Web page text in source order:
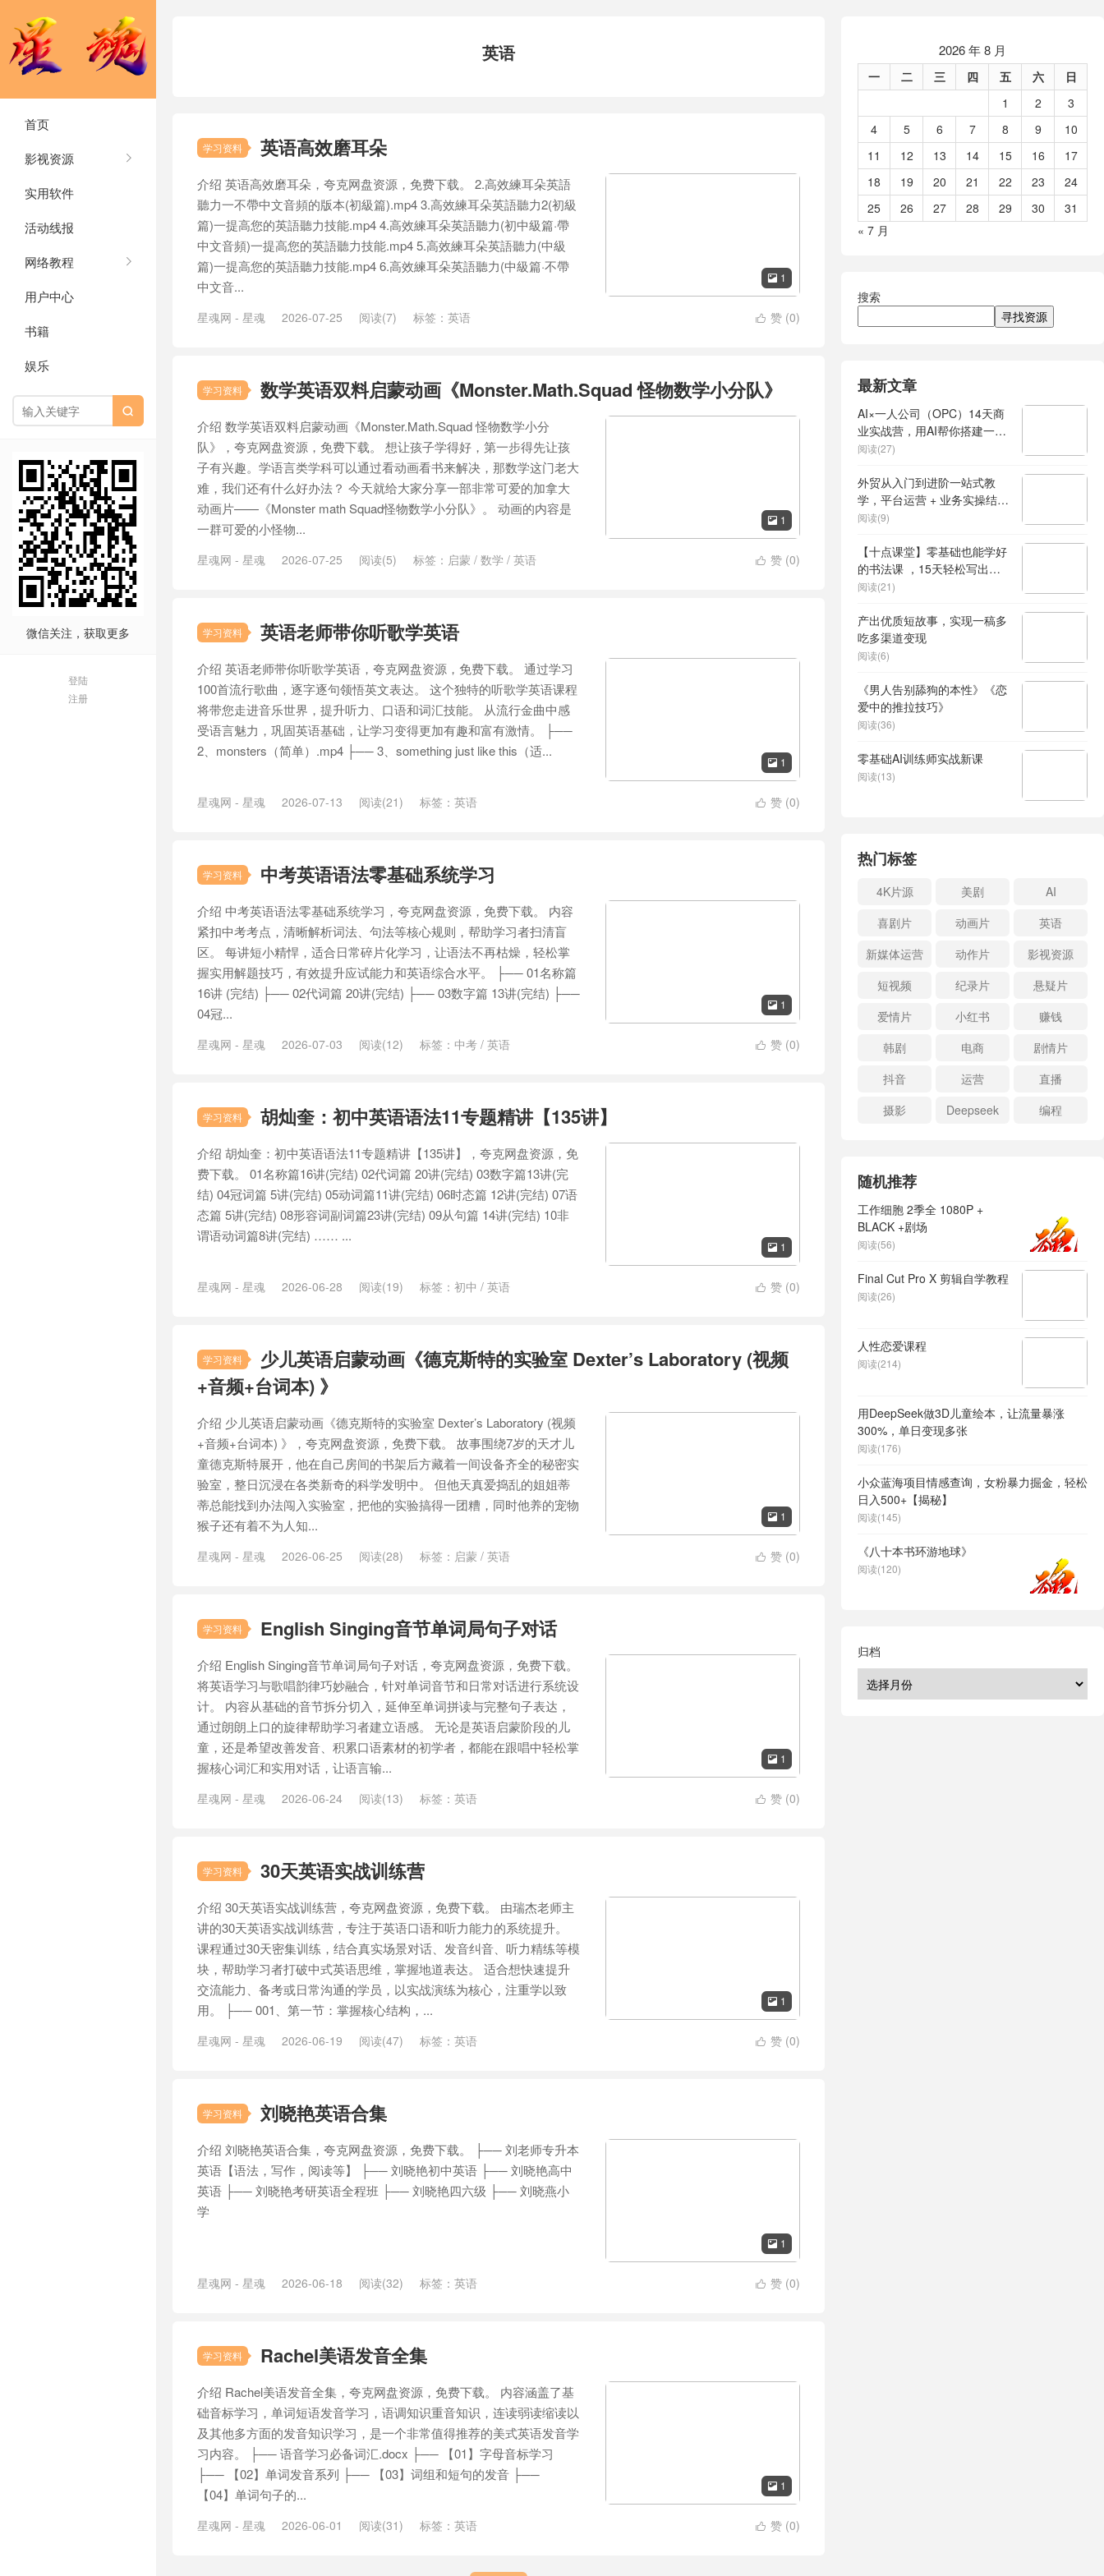
首页
影视资源
实用软件
活动线报
网络教程
用户中心
书籍
娱乐

微信关注，获取更多
登陆
注册
英语
学习资料 英语高效磨耳朵
 1
介绍 英语高效磨耳朵，夸克网盘资源，免费下载。 2.高效練耳朵英語
聽力一不帶中文音頻的版本(初級篇).mp4 3.高效練耳朵英語聽力2(初級
篇)一提高您的英語聽力技能.mp4 4.高效練耳朵英語聽力(初中級篇·帶
中文音頻)一提高您的英語聽力技能.mp4 5.高效練耳朵英語聽力(中級
篇)一提高您的英語聽力技能.mp4 6.高效練耳朵英語聽力(中級篇·不帶
中文音...
 赞 (0)
星魂网 - 星魂 2026-07-25 阅读(7) 标签： 英语
学习资料 数学英语双料启蒙动画《Monster.Math.Squad 怪物数学小分队》
 1
介绍 数学英语双料启蒙动画《Monster.Math.Squad 怪物数学小分
队》，夸克网盘资源，免费下载。 想让孩子学得好，第一步得先让孩
子有兴趣。学语言类学科可以通过看动画看书来解决，那数学这门老大
难，我们还有什么好办法？ 今天就给大家分享一部非常可爱的加拿大
动画片——《Monster math Squad怪物数学小分队》。 动画的内容是
一群可爱的小怪物...
 赞 (0)
星魂网 - 星魂 2026-07-25 阅读(5) 标签： 启蒙 / 数学 / 英语
学习资料 英语老师带你听歌学英语
 1
介绍 英语老师带你听歌学英语，夸克网盘资源，免费下载。 通过学习
100首流行歌曲，逐字逐句领悟英文表达。 这个独特的听歌学英语课程
将带您走进音乐世界，提升听力、口语和词汇技能。 从流行金曲中感
受语言魅力，巩固英语基础，让学习变得更加有趣和富有激情。 ├──
2、monsters（简单）.mp4 ├── 3、something just like this（适...
 赞 (0)
星魂网 - 星魂 2026-07-13 阅读(21) 标签： 英语
学习资料 中考英语语法零基础系统学习
 1
介绍 中考英语语法零基础系统学习，夸克网盘资源，免费下载。 内容
紧扣中考考点，清晰解析词法、句法等核心规则，帮助学习者扫清盲
区。 每讲短小精悍，适合日常碎片化学习，让语法不再枯燥，轻松掌
握实用解题技巧，有效提升应试能力和英语综合水平。 ├── 01名称篇
16讲 (完结) ├── 02代词篇 20讲(完结) ├── 03数字篇 13讲(完结) ├──
04冠...
 赞 (0)
星魂网 - 星魂 2026-07-03 阅读(12) 标签： 中考 / 英语
学习资料 胡灿奎：初中英语语法11专题精讲【135讲】
 1
介绍 胡灿奎：初中英语语法11专题精讲【135讲】，夸克网盘资源，免
费下载。 01名称篇16讲(完结) 02代词篇 20讲(完结) 03数字篇13讲(完
结) 04冠词篇 5讲(完结) 05动词篇11讲(完结) 06时态篇 12讲(完结) 07语
态篇 5讲(完结) 08形容词副词篇23讲(完结) 09从句篇 14讲(完结) 10非
谓语动词篇8讲(完结) …… ...
 赞 (0)
星魂网 - 星魂 2026-06-28 阅读(19) 标签： 初中 / 英语
学习资料
少儿英语启蒙动画《德克斯特的实验室 Dexter’s Laboratory (视频
+音频+台词本) 》
 1
介绍 少儿英语启蒙动画《德克斯特的实验室 Dexter’s Laboratory (视频
+音频+台词本) 》，夸克网盘资源，免费下载。 故事围绕7岁的天才儿
童德克斯特展开，他在自己房间的书架后方藏着一间设备齐全的秘密实
验室，整日沉浸在各类新奇的科学发明中。 但他天真爱捣乱的姐姐蒂
蒂总能找到办法闯入实验室，把他的实验搞得一团糟，同时他养的宠物
猴子还有着不为人知...
 赞 (0)
星魂网 - 星魂 2026-06-25 阅读(28) 标签： 启蒙 / 英语
学习资料 English Singing音节单词局句子对话
 1
介绍 English Singing音节单词局句子对话，夸克网盘资源，免费下载。
将英语学习与歌唱韵律巧妙融合，针对单词音节和日常对话进行系统设
计。 内容从基础的音节拆分切入，延伸至单词拼读与完整句子表达，
通过朗朗上口的旋律帮助学习者建立语感。 无论是英语启蒙阶段的儿
童，还是希望改善发音、积累口语素材的初学者，都能在跟唱中轻松掌
握核心词汇和实用对话，让语言输...
 赞 (0)
星魂网 - 星魂 2026-06-24 阅读(13) 标签： 英语
学习资料 30天英语实战训练营
 1
介绍 30天英语实战训练营，夸克网盘资源，免费下载。 由瑞杰老师主
讲的30天英语实战训练营，专注于英语口语和听力能力的系统提升。
课程通过30天密集训练，结合真实场景对话、发音纠音、听力精练等模
块，帮助学习者打破中式英语思维，掌握地道表达。 适合想快速提升
交流能力、备考或日常沟通的学员，以实战演练为核心，注重学以致
用。 ├── 001、第一节：掌握核心结构，...
 赞 (0)
星魂网 - 星魂 2026-06-19 阅读(47) 标签： 英语
学习资料 刘晓艳英语合集
 1
介绍 刘晓艳英语合集，夸克网盘资源，免费下载。 ├── 刘老师专升本
英语【语法，写作，阅读等】 ├── 刘晓艳初中英语 ├── 刘晓艳高中
英语 ├── 刘晓艳考研英语全程班 ├── 刘晓艳四六级 ├── 刘晓燕小
学
 赞 (0)
星魂网 - 星魂 2026-06-18 阅读(32) 标签： 英语
学习资料 Rachel美语发音全集
 1
介绍 Rachel美语发音全集，夸克网盘资源，免费下载。 内容涵盖了基
础音标学习，单词短语发音学习，语调知识重音知识，连读弱读缩读以
及其他多方面的发音知识学习，是一个非常值得推荐的美式英语发音学
习内容。 ├── 语音学习必备词汇.docx ├── 【01】字母音标学习
├── 【02】单词发音系列 ├── 【03】词组和短句的发音 ├──
【04】单词句子的...
 赞 (0)
星魂网 - 星魂 2026-06-01 阅读(31) 标签： 英语
2026 年 8 月
一 二 三 四 五 六
日
1
2
3
4
5 6 7 8 9
10
11
12 13 14 15 16
17
18
19 20 21 22 23
24
25
26 27 28 29 30
31
« 7 月
搜索
寻找资源
最新文章
AI×一人公司（OPC）14天商
业实战营，用AI帮你搭建一个
属于你自己的、能独立賺钱的
阅读(27)
外贸从入门到进阶一站式教
学，平台运营 + 业务实操结
合，实现业绩稳步增长
阅读(9)
【十点课堂】零基础也能学好
的书法课 ，15天轻松写出漂
亮人生
阅读(21)
产出优质短故事，实现一稿多
吃多渠道变现
阅读(6)
《男人告别舔狗的本性》《恋
爱中的推拉技巧》
阅读(36)
零基础AI训练师实战新课
阅读(13)
热门标签
4K片源 美剧
AI
喜剧片
动画片
英语
新媒体运营
动作片
影视资源
短视频
纪录片
悬疑片
爱情片
小红书
赚钱
韩剧
电商
剧情片
抖音
运营
直播
摄影
Deepseek 编程
随机推荐
工作细胞 2季全 1080P +
BLACK +剧场
阅读(56)
Final Cut Pro X 剪辑自学教程
阅读(26)
人性恋爱课程
阅读(214)
用DeepSeek做3D儿童绘本，让流量暴涨
300%，单日变现多张
阅读(176)
小众蓝海项目情感查询，女粉暴力掘金，轻松
日入500+【揭秘】
阅读(145)
《八十本书环游地球》
阅读(120)
归档